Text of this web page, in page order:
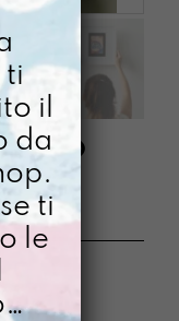
ti
il
da
ti
le